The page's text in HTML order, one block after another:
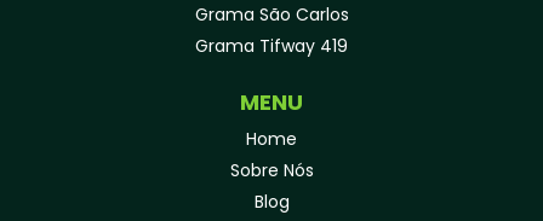
Grama São Carlos
Grama Tifway 419
MENU
Home
Sobre Nós
Blog